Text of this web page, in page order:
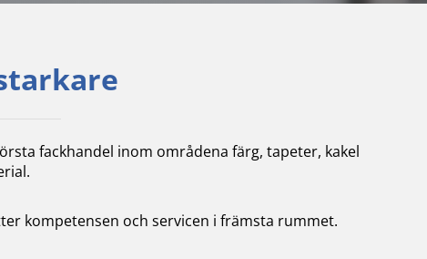
fackhandel inom områdena färg, tapeter, kakel
kompetensen och servicen i främsta rummet.